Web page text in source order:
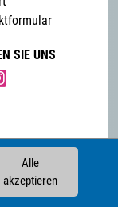
Alle
akzeptieren
SIE UNS